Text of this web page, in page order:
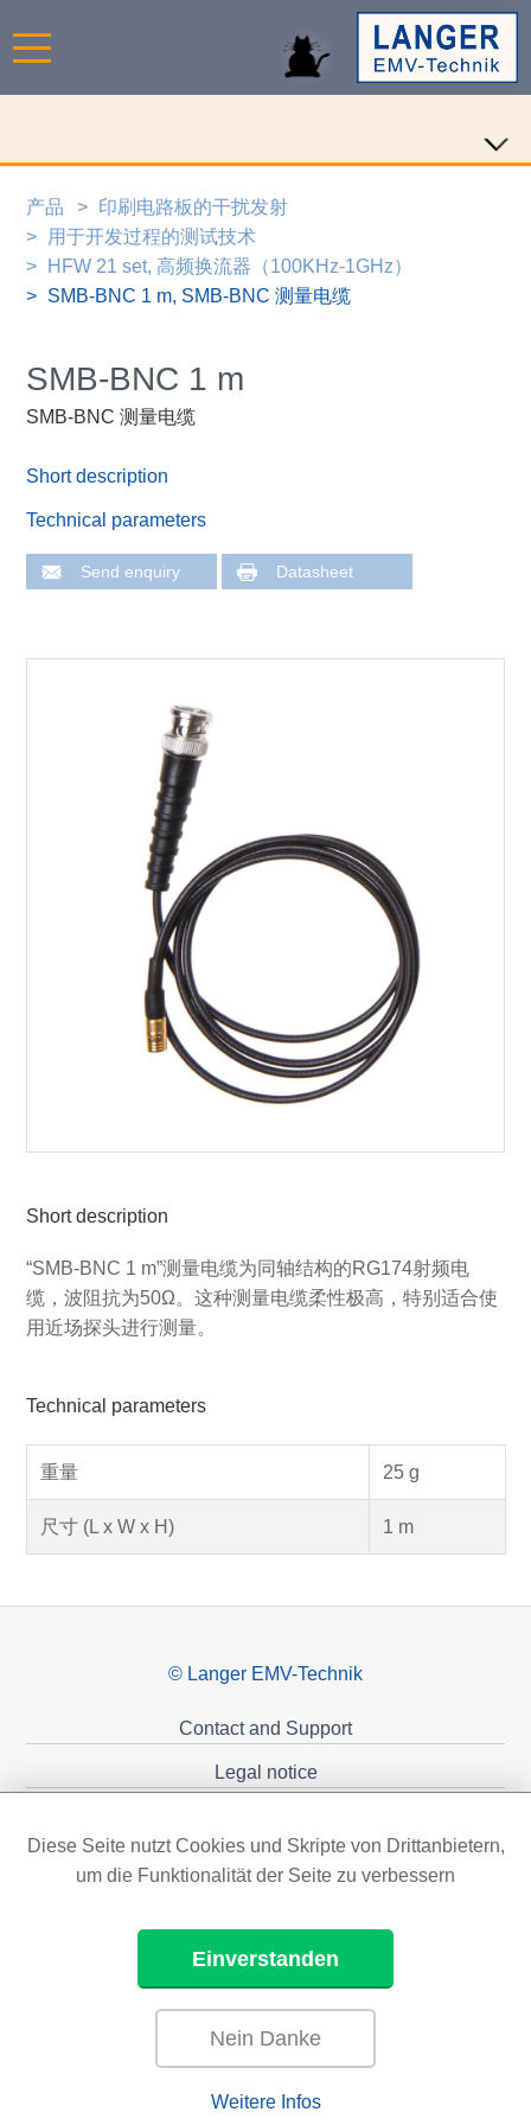
产品
印刷电路板的干扰发射
用于开发过程的测试技术
HFW 21 set, 高频换流器（100KHz-1GHz）
SMB-BNC 1 m, SMB-BNC 测量电缆
SMB-BNC 1 m
SMB-BNC 测量电缆
Short description
Technical parameters
Send enquiry Datasheet
Short description
“SMB-BNC 1 m”测量电缆为同轴结构的RG174射频电
缆，波阻抗为50Ω。这种测量电缆柔性极高，特别适合使
用近场探头进行测量。
Technical parameters
重量 25 g
尺寸 (L x W x H) 1 m
© Langer EMV-Technik
Contact and Support
Legal notice
Diese Seite nutzt Cookies und Skripte von Drittanbietern,
um die Funktionalität der Seite zu verbessern
Einverstanden
Nein Danke
Weitere Infos